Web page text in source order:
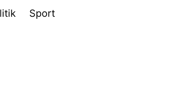
Sport